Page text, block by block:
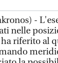
-
nelle
riferito al